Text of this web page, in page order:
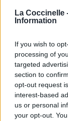
La Coccinelle
Information
If you wish to
processing of
targeted
section to
opt-out request
interest-based
us or personal
your opt-out.